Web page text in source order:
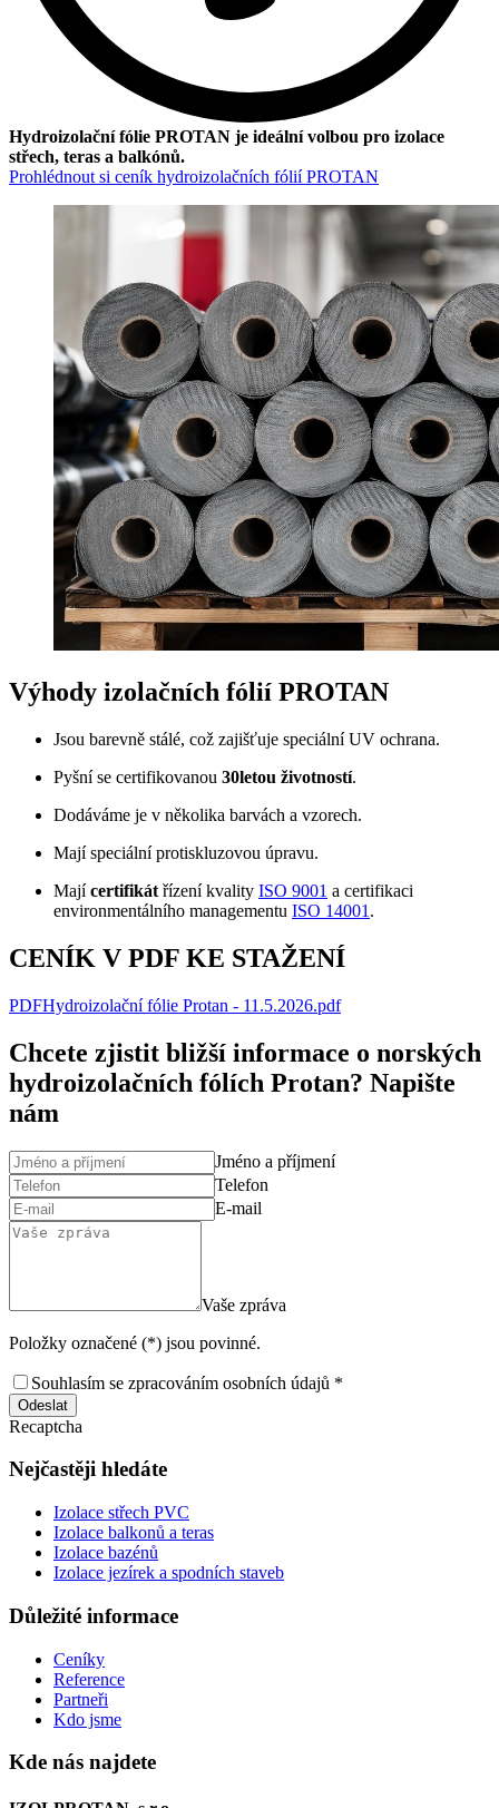
Hydroizolační fólie PROTAN je ideální volbou pro izolace
střech, teras a balkónů.
Prohlédnout si ceník hydroizolačních fólií PROTAN
Výhody izolačních fólií PROTAN
Jsou barevně stálé, což zajišťuje speciální UV ochrana.
Pyšní se certifikovanou 30letou životností.
Dodáváme je v několika barvách a vzorech.
Mají speciální protiskluzovou úpravu.
Majícertifikát řízení kvality ISO 9001 a certifikaci
environmentálního managementu ISO 14001 .
CENÍK V PDF KE STAŽENÍ
PDFHydroizolační fólie Protan - 11.5.2026.pdf
Chcete zjistit bližší informace o norských
hydroizolačních fólích Protan? Napište
nám
Jméno a příjmení
Telefon
E-mail
Vaše zpráva
Položky označené (*) jsou povinné.
Souhlasím se zpracováním osobních údajů *
Odeslat
Recaptcha
Nejčastěji hledáte
Izolace střech PVC
Izolace balkonů a teras
Izolace bazénů
Izolace jezírek a spodních staveb
Důležité informace
Ceníky
Reference
Partneři
Kdo jsme
Kde nás najdete